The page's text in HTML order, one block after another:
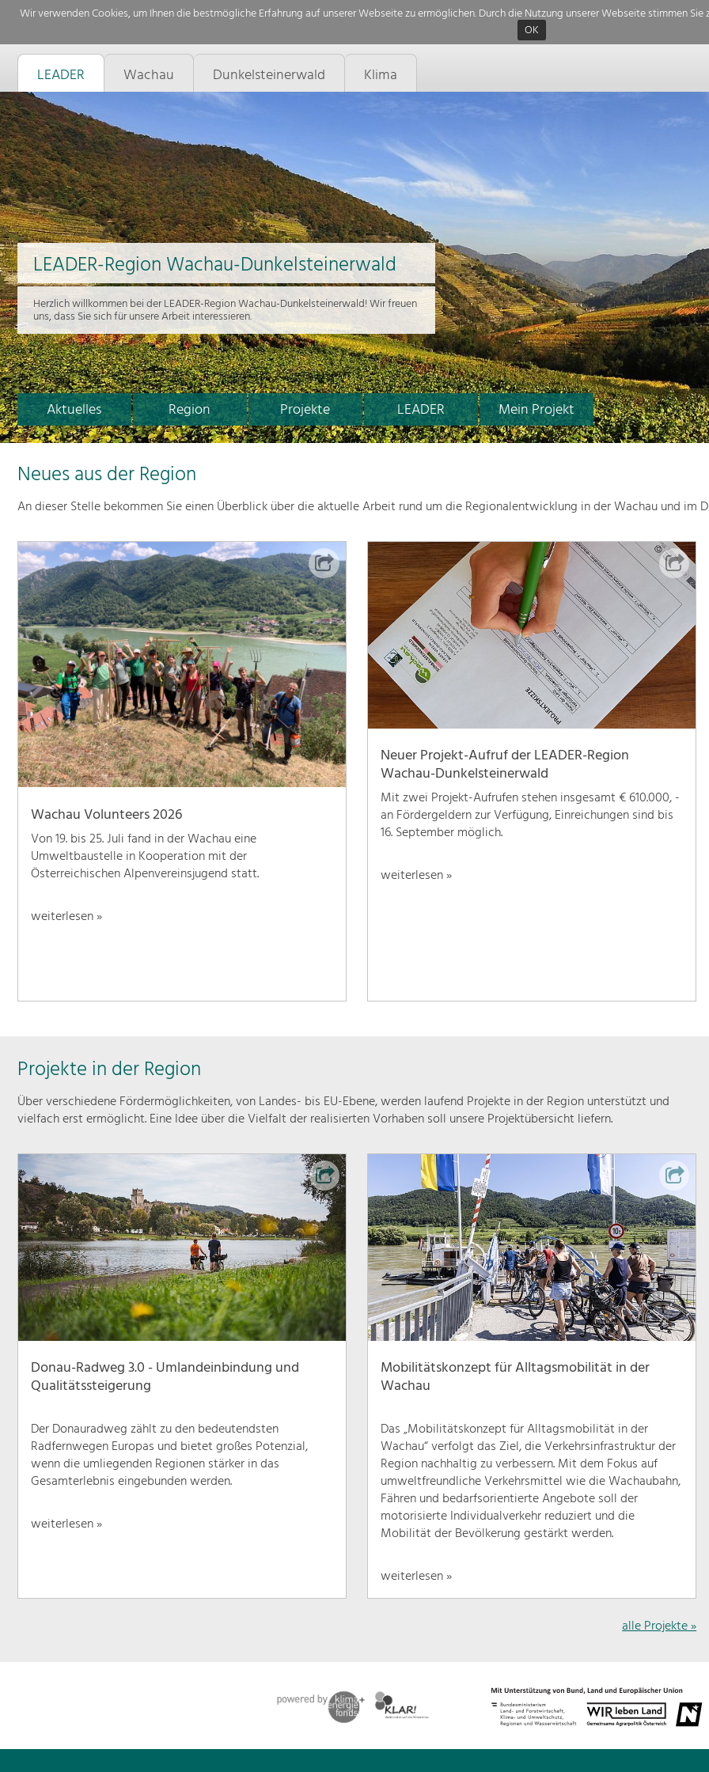
Wir verwenden Cookies, um Ihnen die bestmögliche Erfahrung auf unserer Webseite zu ermöglichen. Durch die Nutzung unserer Webseite stimmen
OK
LEADER Wachau Dunkelsteinerwald Klima
Aktuelles Region Projekte LEADER Mein Projekt
LEADER-Region Wachau-Dunkelsteinerwald
Herzlich willkommen bei der LEADER-Region Wachau-Dunkelsteinerwald! Wir freuen
uns, dass Sie sich für unsere Arbeit interessieren.
Neues aus der Region
An dieser Stelle bekommen Sie einen Überblick über die aktuelle Arbeit rund um die Regionalentwicklung in der Wachau und im
Wachau Volunteers 2026
Von 19. bis 25. Juli fand in der Wachau eine
Umweltbaustelle in Kooperation mit der
Österreichischen Alpenvereinsjugend statt.
weiterlesen »
Neuer Projekt-Aufruf der LEADER-Region
Wachau-Dunkelsteinerwald
Mit zwei Projekt-Aufrufen stehen insgesamt € 610.000, -
an Fördergeldern zur Verfügung, Einreichungen sind bis
16. September möglich.
weiterlesen »
Projekte in der Region
Über verschiedene Fördermöglichkeiten, von Landes- bis EU-Ebene, werden laufend Projekte in der Region unterstützt und
vielfach erst ermöglicht. Eine Idee über die Vielfalt der realisierten Vorhaben soll unsere Projektübersicht liefern.
Donau-Radweg 3.0 - Umlandeinbindung und
Qualitätssteigerung
Der Donauradweg zählt zu den bedeutendsten
Radfernwegen Europas und bietet großes Potenzial,
wenn die umliegenden Regionen stärker in das
Gesamterlebnis eingebunden werden.
weiterlesen »
Mobilitätskonzept für Alltagsmobilität in der
Wachau
Das „Mobilitätskonzept für Alltagsmobilität in der
Wachau“ verfolgt das Ziel, die Verkehrsinfrastruktur der
Region nachhaltig zu verbessern. Mit dem Fokus auf
umweltfreundliche Verkehrsmittel wie die Wachaubahn,
Fähren und bedarfsorientierte Angebote soll der
motorisierte Individualverkehr reduziert und die
Mobilität der Bevölkerung gestärkt werden.
weiterlesen »
alle Projekte »